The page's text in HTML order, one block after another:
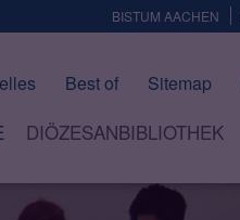
BISTUM AACHEN
Best of Sitemap
DIÖZESANBIBLIOTHEK